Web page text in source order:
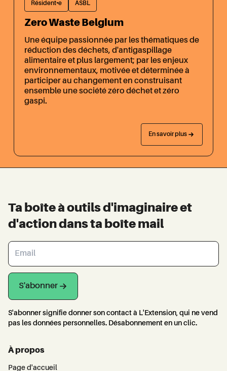
Résident•e ASBL
Zero Waste Belgium
Une équipe passionnée par les thématiques de
réduction des déchets, d'antigaspillage
alimentaire et plus largement; par les enjeux
environnementaux, motivée et déterminée à
participer au changement en construisant
ensemble une société zéro déchet et zéro
gaspi.
En savoir plus
Ta boîte à outils d'imaginaire et
d'action dans ta boîte mail
S'abonner
S'abonner signifie donner son contact à L'Extension, qui ne vend
pas les données personnelles. Désabonnement en un clic.
À propos
Page d'accueil